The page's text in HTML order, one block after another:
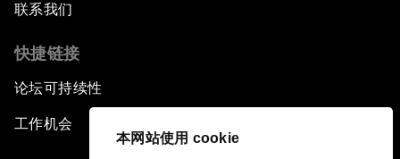
本网站使用 cookie
联系我们
快捷链接
论坛可持续性
工作机会